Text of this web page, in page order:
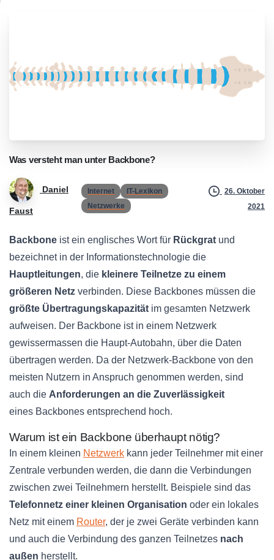
Was versteht man unter Backbone?
Daniel
Faust
Internet
IT-Lexikon
Netzwerke
26. Oktober
2021
Backbone ist ein englisches Wort für Rückgrat und
bezeichnet in der Informationstechnologie die
Hauptleitungen, die kleinere Teilnetze zu einem
größeren Netz verbinden. Diese Backbones müssen die
größte Übertragungskapazität im gesamten Netzwerk
aufweisen. Der Backbone ist in einem Netzwerk
gewissermassen die Haupt-Autobahn, über die Daten
übertragen werden. Da der Netzwerk-Backbone von den
meisten Nutzern in Anspruch genommen werden, sind
auch die Anforderungen an die Zuverlässigkeit
eines Backbones entsprechend hoch.
Warum ist ein Backbone überhaupt nötig?
In einem kleinen Netzwerk kann jeder Teilnehmer mit einer
Zentrale verbunden werden, die dann die Verbindungen
zwischen zwei Teilnehmern herstellt. Beispiele sind das
Telefonnetz einer kleinen Organisation oder ein lokales
Netz mit einem Router, der je zwei Geräte verbinden kann
und auch die Verbindung des ganzen Teilnetzes nach
außen herstellt.